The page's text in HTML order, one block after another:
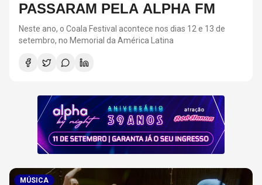
BREVE, DIZ ANTHONY KIEDIS
O último álbum da banda foi lançado em 2022
MÚSICA